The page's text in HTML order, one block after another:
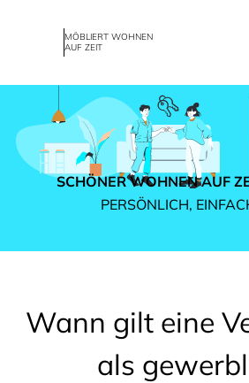
MÖBLIERT WOHNEN
AUF ZEIT
SCHÖNER WOHNEN AUF
PERSÖNLICH,
Wann gilt eine
als